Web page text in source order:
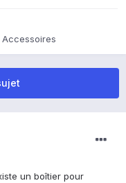
Accessoires
un boîtier pour